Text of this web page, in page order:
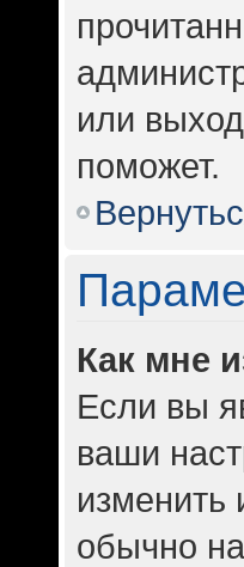
или
поможет.
Как мне
Если вы
ваши
изменить
обычно